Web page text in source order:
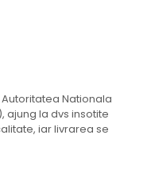
Nationala
ajung la dvs insotite
iar livrarea se